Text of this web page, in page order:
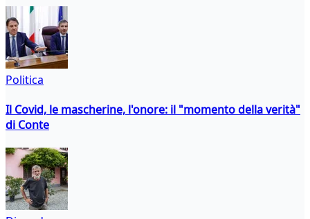
Politica
Il Covid, le mascherine, l'onore: il "momento della verità"
di Conte